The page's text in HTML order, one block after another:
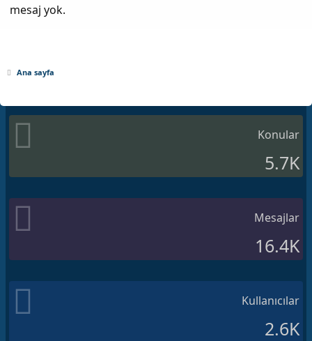
mesaj yok.
Ana sayfa
Konular
5.7K
Mesajlar
16.4K
Kullanıcılar
2.6K